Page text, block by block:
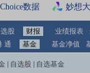
Choice数据 妙想
股 财报 业绩报表
通 基金 基金净值
自选股 自选基金